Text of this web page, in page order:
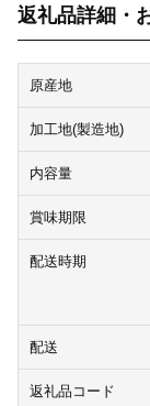
返礼品詳細・
原産地
加工地(製造地)
内容量
賞味期限
配送時期
配送
返礼品コード